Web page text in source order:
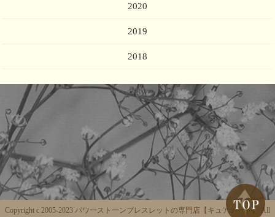
2020
2019
2018
Copyright c 2005-2023 パワーストーンブレスレットの専門店【キュアデート】 All